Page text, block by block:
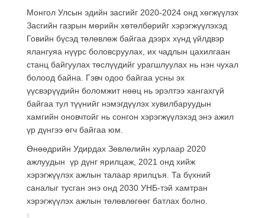
Монгол Улсын эдийн засгийг 2020-2024 онд хөгжүүлэх
Засгийн газрын мөрийн хөтөлбөрийг хэрэгжүүлэхэд
Говийн бүсэд төлөвлөж байгаа дээрх хүнд үйлдвэр
ялангуяа нүүрс боловсруулах, их чадлын цахилгаан
станц байгуулах төслүүдийг урагшлуулах нь нэн чухал
болоод байна. Гэвч одоо байгаа усны эх
үүсвэрүүдийн боломжит нөөц нь эрэлтээ хангахгүй
байгаа тул түүнийг нэмэгдүүлэх хувилбаруудын
хамгийн оновчтойг нь сонгон хэрэгжүүлэхэд энэ ажил
үр дүнгээ өгч байгаа юм.
Өнөөдрийн Удирдах Зөвлөлийн хурлаар 2020
ажлуудын үр дүнг ярилцаж, 2021 онд хийж
хэрэгжүүлэх ажлын талаар ярилцъя. Та бүхний
саналыг тусган энэ онд 2030 УНБ-тэй хамтран
хэрэгжүүлэх ажлын төлөвлөгөөг батлах болно.